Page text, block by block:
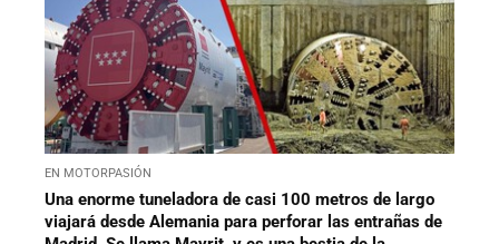
EN MOTORPASIÓN
Una enorme tuneladora de casi 100 metros de largo
viajará desde Alemania para perforar las entrañas de